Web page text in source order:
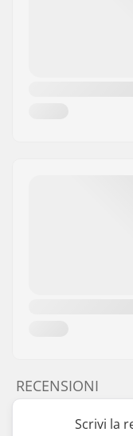
RECENSIONI
Scrivi la